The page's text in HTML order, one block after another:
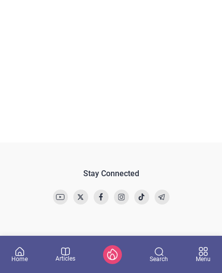
Stay Connected
Home Articles Search Menu